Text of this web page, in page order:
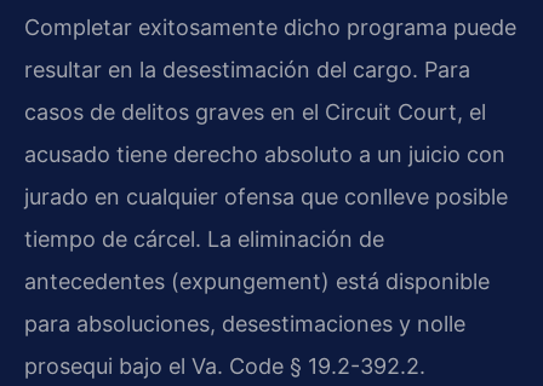
Completar exitosamente dicho programa puede
resultar en la desestimación del cargo. Para
casos de delitos graves en el Circuit Court, el
acusado tiene derecho absoluto a un juicio con
jurado en cualquier ofensa que conlleve posible
tiempo de cárcel. La eliminación de
antecedentes (expungement) está disponible
para absoluciones, desestimaciones y nolle
prosequi bajo el Va. Code § 19.2-392.2.